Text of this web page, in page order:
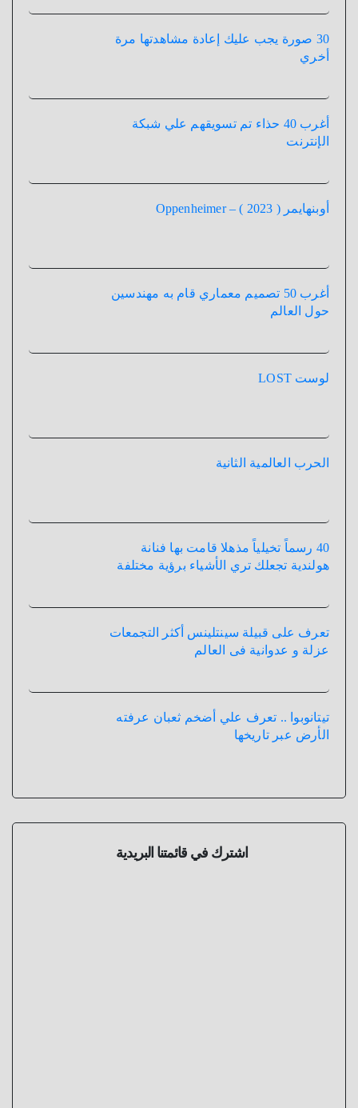
30 صورة يجب عليك إعادة مشاهدتها مرة
أخري
أغرب 40 حذاء تم تسويقهم علي شبكة
الإنترنت
أوبنهايمر ( 2023 ) – Oppenheimer
أغرب 50 تصميم معماري قام به مهندسين
حول العالم
لوست LOST
الحرب العالمية الثانية
40 رسماً تخيلياً مذهلا قامت بها فنانة
هولندية تجعلك تري الأشياء برؤية مختلفة
تعرف على قبيلة سينتلينس أكثر التجمعات
عزلة و عدوانية فى العالم
تيتانوبوا .. تعرف علي أضخم ثعبان عرفته
الأرض عبر تاريخها
اشترك في قائمتنا البريدية